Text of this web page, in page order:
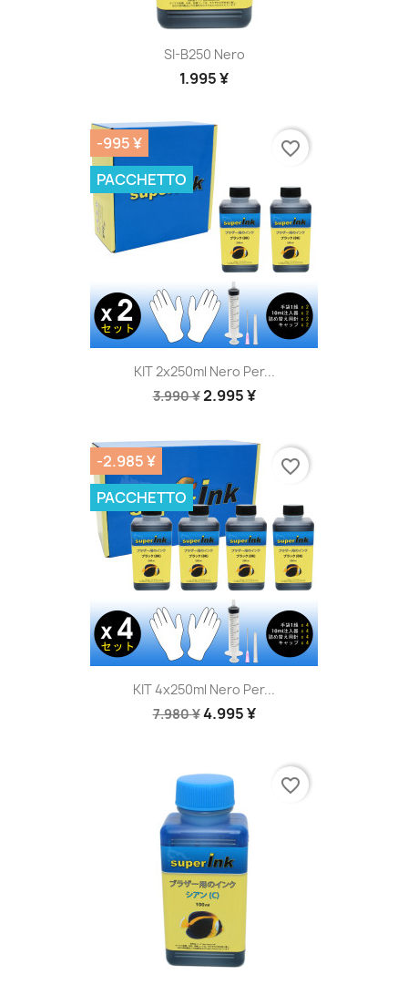
SI-B250 Nero
1.995 ¥
KIT 2x250ml Nero Per...
3.990 ¥2.995 ¥
-995 ¥
PACCHETTO
favorite_border
KIT 4x250ml Nero Per...
7.980 ¥4.995 ¥
-2.985 ¥
PACCHETTO
favorite_border
favorite_border